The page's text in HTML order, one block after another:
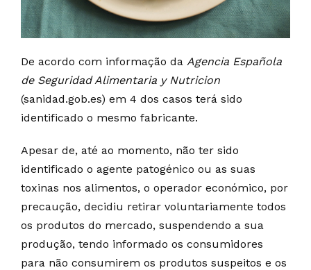
De acordo com informação da Agencia Española
de Seguridad Alimentaria y Nutricion
(sanidad.gob.es) em 4 dos casos terá sido
identificado o mesmo fabricante.
Apesar de, até ao momento, não ter sido
identificado o agente patogénico ou as suas
toxinas nos alimentos, o operador económico, por
precaução, decidiu retirar voluntariamente todos
os produtos do mercado, suspendendo a sua
produção, tendo informado os consumidores
para não consumirem os produtos suspeitos e os